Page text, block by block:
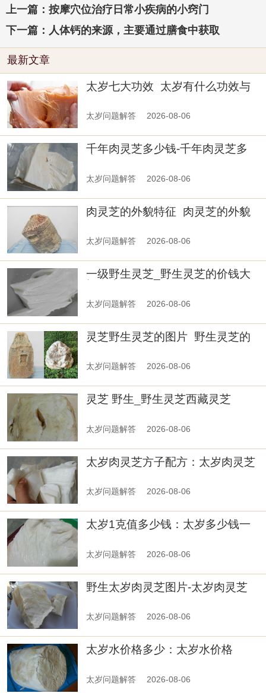
上一篇：按摩穴位治疗日常小疾病的小窍门
下一篇：人体钙的来源，主要通过膳食中获取
最新文章
太岁七大功效_太岁有什么功效与
太岁问题解答 2026-08-06
千年肉灵芝多少钱-千年肉灵芝多
太岁问题解答 2026-08-06
肉灵芝的外貌特征_肉灵芝的外貌
太岁问题解答 2026-08-06
一级野生灵芝_野生灵芝的价钱大
太岁问题解答 2026-08-06
灵芝野生灵芝的图片_野生灵芝的
太岁问题解答 2026-08-06
灵芝 野生_野生灵芝西藏灵芝
太岁问题解答 2026-08-06
太岁肉灵芝方子配方：太岁肉灵芝
太岁问题解答 2026-08-06
太岁1克值多少钱：太岁多少钱一
太岁问题解答 2026-08-06
野生太岁肉灵芝图片-太岁肉灵芝
太岁问题解答 2026-08-06
太岁水价格多少：太岁水价格
太岁问题解答 2026-08-06